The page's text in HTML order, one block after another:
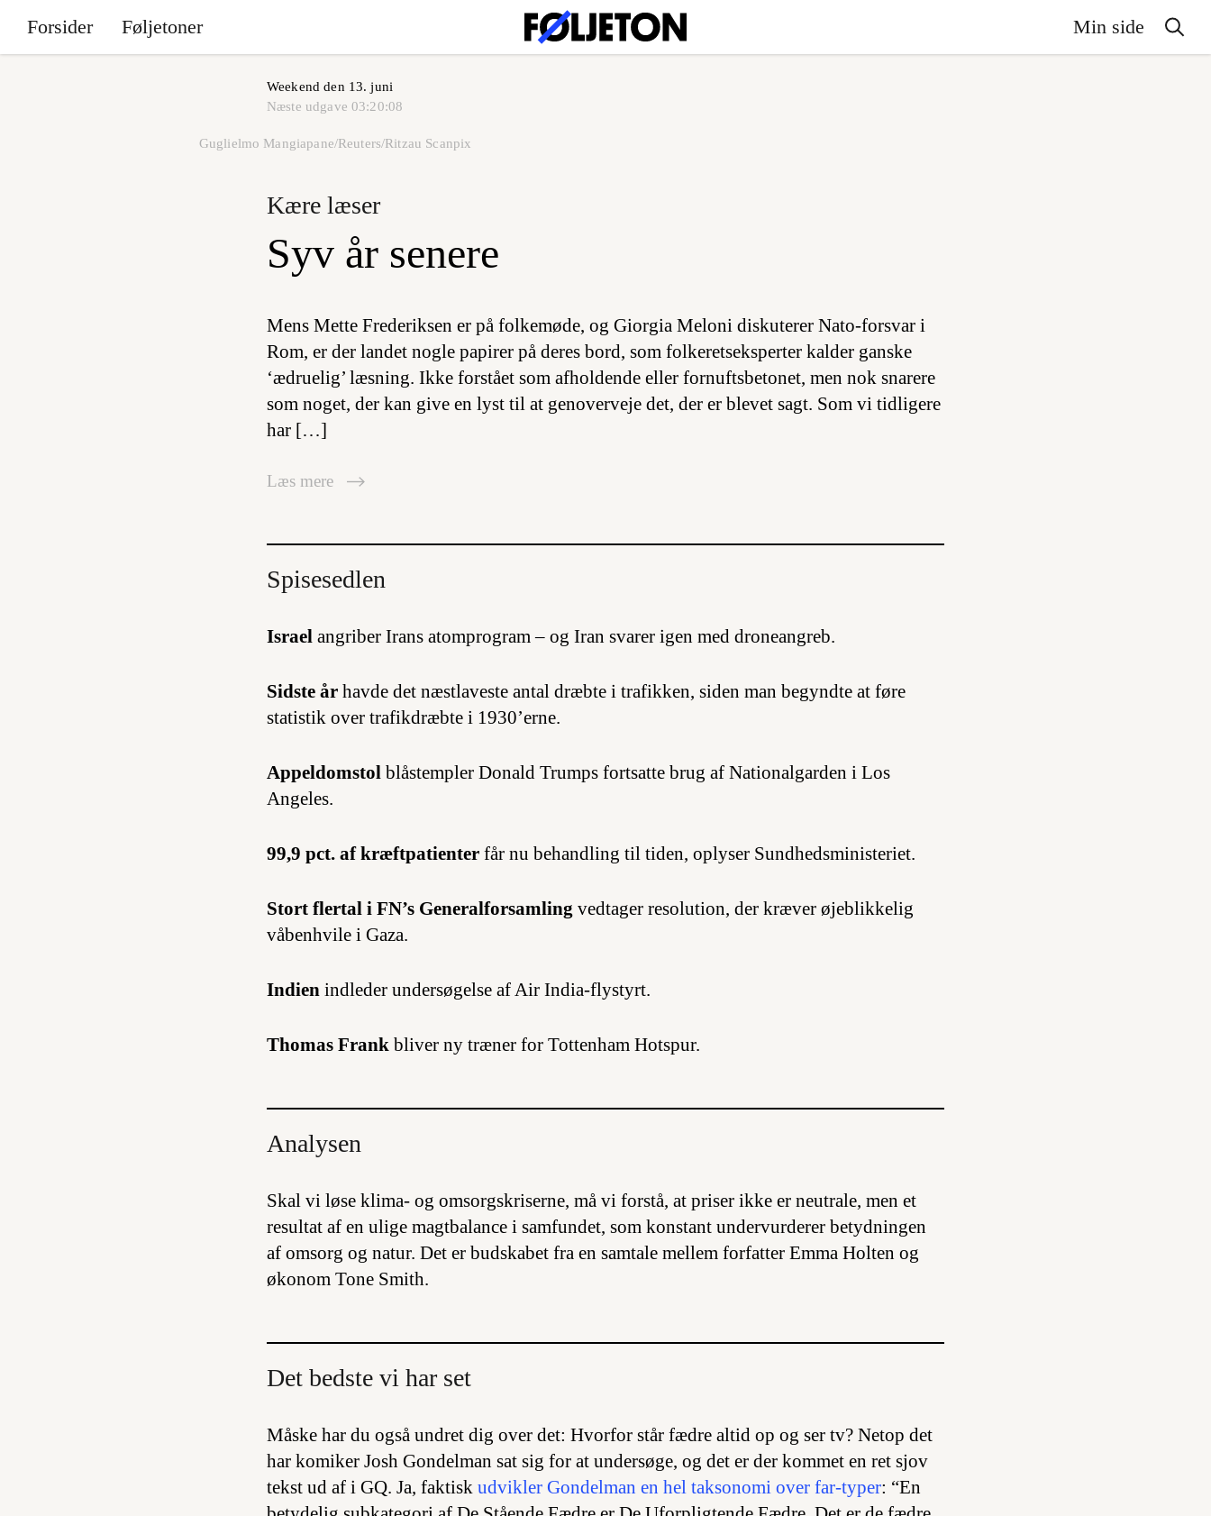
Forsider Føljetoner Min side
Weekend den 13. juni
Næste udgave 03:20:08
Guglielmo Mangiapane/Reuters/Ritzau Scanpix
Kære læser
Syv år senere
Mens Mette Frederiksen er på folkemøde, og Giorgia Meloni diskuterer Nato-forsvar i
Rom, er der landet nogle papirer på deres bord, som folkeretseksperter kalder ganske
‘ædruelig’ læsning. Ikke forstået som afholdende eller fornuftsbetonet, men nok snarere
som noget, der kan give en lyst til at genoverveje det, der er blevet sagt. Som vi tidligere
har […]
Læs mere
Spisesedlen
Israel angriber Irans atomprogram – og Iran svarer igen med droneangreb.
Sidste år havde det næstlaveste antal dræbte i trafikken, siden man begyndte at føre
statistik over trafikdræbte i 1930’erne.
Appeldomstol blåstempler Donald Trumps fortsatte brug af Nationalgarden i Los
Angeles.
99,9 pct. af kræftpatienter får nu behandling til tiden, oplyser Sundhedsministeriet.
Stort flertal i FN’s Generalforsamling vedtager resolution, der kræver øjeblikkelig
våbenhvile i Gaza.
Indien indleder undersøgelse af Air India-flystyrt.
Thomas Frank bliver ny træner for Tottenham Hotspur.
Analysen
Skal vi løse klima- og omsorgskriserne, må vi forstå, at priser ikke er neutrale, men et
resultat af en ulige magtbalance i samfundet, som konstant undervurderer betydningen
af omsorg og natur. Det er budskabet fra en samtale mellem forfatter Emma Holten og
økonom Tone Smith.
Det bedste vi har set
Måske har du også undret dig over det: Hvorfor står fædre altid op og ser tv? Netop det
har komiker Josh Gondelman sat sig for at undersøge, og det er der kommet en ret sjov
tekst ud af i GQ. Ja, faktisk udvikler Gondelman en hel taksonomi over far-typer: “En